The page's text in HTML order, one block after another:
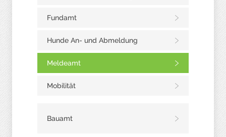
Fundamt
Hunde An- und Abmeldung
Meldeamt
Mobilität
Bauamt